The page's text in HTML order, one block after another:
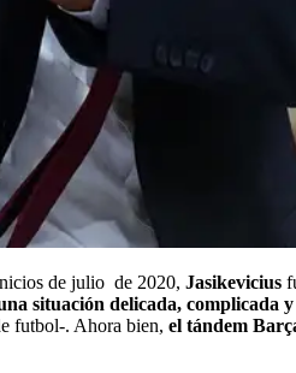
de julio de 2020, Jasikevicius
situación delicada, complicada
futbol-. Ahora bien, el tándem